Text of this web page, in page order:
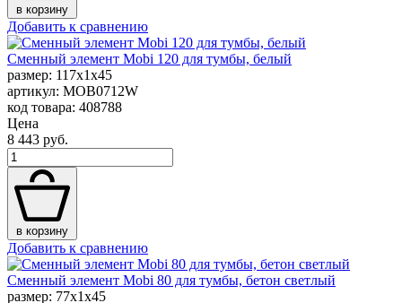
в корзину
Добавить к сравнению
Сменный элемент Mobi 120 для тумбы, белый
размер: 117x1x45
артикул: MOB0712W
код товара: 408788
Цена
8 443 руб.
в корзину
Добавить к сравнению
Сменный элемент Mobi 80 для тумбы, бетон светлый
размер: 77x1x45